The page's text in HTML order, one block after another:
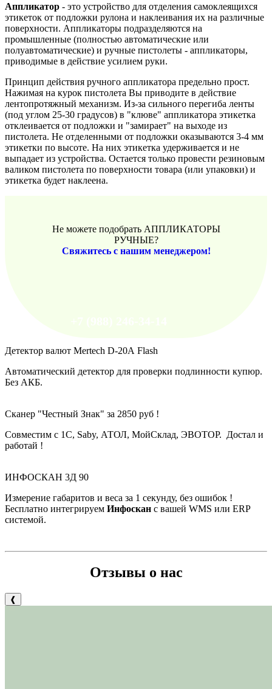
Аппликатор - это устройство для отделения самоклеящихся
этикеток от подложки рулона и наклеивания их на различные
поверхности. Аппликаторы подразделяются на
промышленные (полностью автоматические или
полуавтоматические) и ручные пистолеты - аппликаторы,
приводимые в действие усилием руки.
Принцип действия ручного аппликатора предельно прост.
Нажимая на курок пистолета Вы приводите в действие
лентопротяжный механизм. Из-за сильного перегиба ленты
(под углом 25-30 градусов) в "клюве" аппликатора этикетка
отклеивается от подложки и "замирает" на выходе из
пистолета. Не отделенными от подложки оказываются 3-4 мм
этикетки по высоте. На них этикетка удерживается и не
выпадает из устройства. Остается только провести резиновым
валиком пистолета по поверхности товара (или упаковки) и
этикетка будет наклеена.
Не можете подобрать АППЛИКАТОРЫ
РУЧНЫЕ?
Свяжитесь с нашим менеджером!
Детектор валют Mertech D-20А Flash
Автоматический детектор для проверки подлинности купюр.
Без АКБ.
Сканер "Честный Знак" за 2850 руб !
Совместим с 1С, Saby, АТОЛ, МойСклад, ЭВОТОР. Достал и
работай !
ИНФОСКАН 3Д 90
Измерение габаритов и веса за 1 секунду, без ошибок !
Бесплатно интегрируем Инфоскан с вашей WMS или ERP
системой.
Отзывы о нас
❰